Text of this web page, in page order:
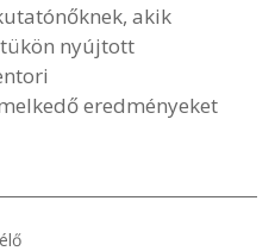
akik
nyújtott
eredményeket